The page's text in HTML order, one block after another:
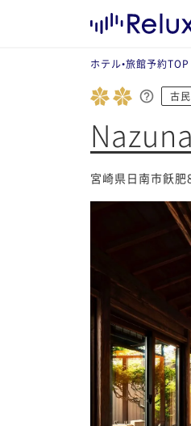
ホテル•旅館予約TOP
古
宮崎県日南市飫